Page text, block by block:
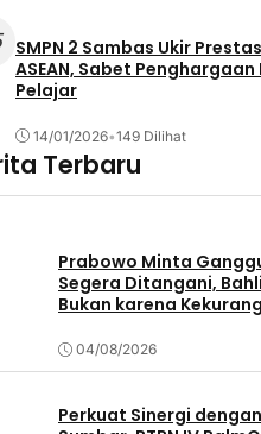
SMPN 2 Sambas Ukir
ASEAN, Sabet Penghargaan
Pelajar
14/01/2026•149 Dilihat
Terbaru
Prabowo Minta
Segera Ditangani,
Bukan karena
04/08/2026
Perkuat Sinergi